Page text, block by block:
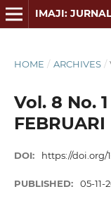
IMAJI:
HOME / ARCHIVES /
Vol. 8 No.
FEBRUARI
DOI: https://doi.org/
PUBLISHED: 05-11-